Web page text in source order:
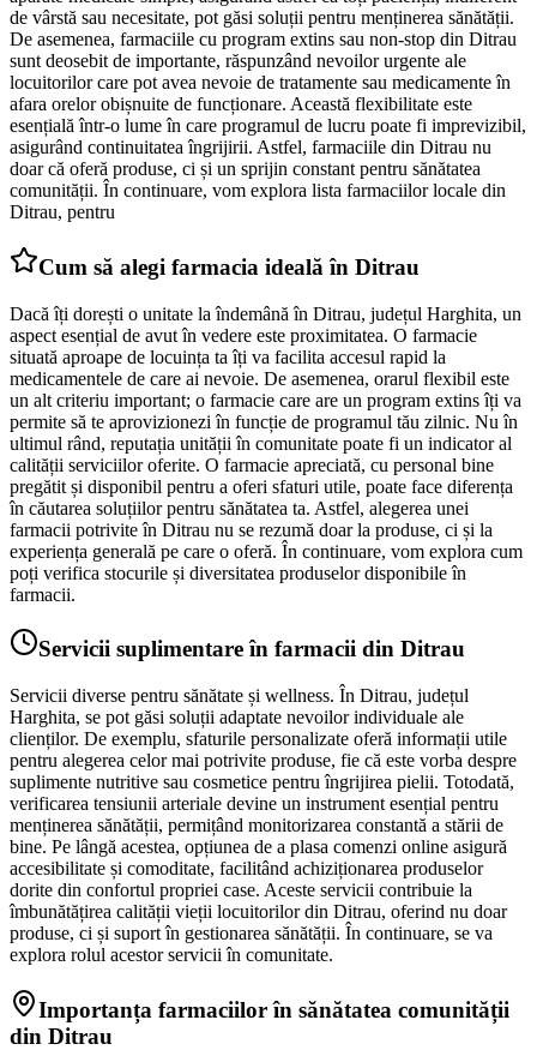
de vârstă sau necesitate, pot găsi soluții pentru menținerea sănătății.
De asemenea, farmaciile cu program extins sau non-stop din Ditrau
sunt deosebit de importante, răspunzând nevoilor urgente ale
locuitorilor care pot avea nevoie de tratamente sau medicamente în
afara orelor obișnuite de funcționare. Această flexibilitate este
esențială într-o lume în care programul de lucru poate fi imprevizibil,
asigurând continuitatea îngrijirii. Astfel, farmaciile din Ditrau nu
doar că oferă produse, ci și un sprijin constant pentru sănătatea
comunității. În continuare, vom explora lista farmaciilor locale din
Ditrau, pentru
Cum să alegi farmacia ideală în Ditrau
Dacă îți dorești o unitate la îndemână în Ditrau, județul Harghita, un
aspect esențial de avut în vedere este proximitatea. O farmacie
situată aproape de locuința ta îți va facilita accesul rapid la
medicamentele de care ai nevoie. De asemenea, orarul flexibil este
un alt criteriu important; o farmacie care are un program extins îți va
permite să te aprovizionezi în funcție de programul tău zilnic. Nu în
ultimul rând, reputația unității în comunitate poate fi un indicator al
calității serviciilor oferite. O farmacie apreciată, cu personal bine
pregătit și disponibil pentru a oferi sfaturi utile, poate face diferența
în căutarea soluțiilor pentru sănătatea ta. Astfel, alegerea unei
farmacii potrivite în Ditrau nu se rezumă doar la produse, ci și la
experiența generală pe care o oferă. În continuare, vom explora cum
poți verifica stocurile și diversitatea produselor disponibile în
farmacii.
Servicii suplimentare în farmacii din Ditrau
Servicii diverse pentru sănătate și wellness. În Ditrau, județul
Harghita, se pot găsi soluții adaptate nevoilor individuale ale
clienților. De exemplu, sfaturile personalizate oferă informații utile
pentru alegerea celor mai potrivite produse, fie că este vorba despre
suplimente nutritive sau cosmetice pentru îngrijirea pielii. Totodată,
verificarea tensiunii arteriale devine un instrument esențial pentru
menținerea sănătății, permițând monitorizarea constantă a stării de
bine. Pe lângă acestea, opțiunea de a plasa comenzi online asigură
accesibilitate și comoditate, facilitând achiziționarea produselor
dorite din confortul propriei case. Aceste servicii contribuie la
îmbunătățirea calității vieții locuitorilor din Ditrau, oferind nu doar
produse, ci și suport în gestionarea sănătății. În continuare, se va
explora rolul acestor servicii în comunitate.
Importanța farmaciilor în sănătatea comunității
din Ditrau